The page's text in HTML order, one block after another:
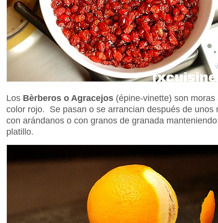
Los Bèrberos o Agracejos (épine-vinette) son
color rojo. Se pasan o se arrancian después de unos
con arándanos o con granos de granada
platillo.